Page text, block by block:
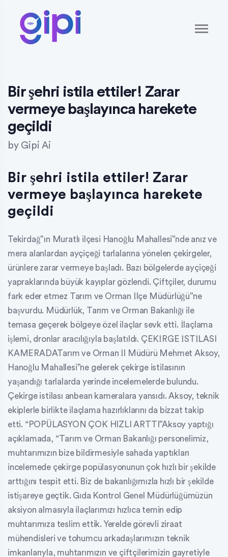
Bir şehri istila ettiler! Zarar
vermeye başlayınca harekete
geçildi
by Gipi Ai
Bir şehri istila ettiler! Zarar
vermeye başlayınca harekete
geçildi
Tekirdağ”ın Muratlı ilçesi Hanoğlu Mahallesi”nde anız ve
mera alanlardan ayçiçeği tarlalarına yönelen çekirgeler,
ürünlere zarar vermeye başladı. Bazı bölgelerde ayçiçeği
yapraklarında büyük kayıplar gözlendi. Çiftçiler, durumu
fark eder etmez Tarım ve Orman İlçe Müdürlüğü”ne
başvurdu. Müdürlük, Tarım ve Orman Bakanlığı ile
temasa geçerek bölgeye özel ilaçlar sevk etti. İlaçlama
işlemi, dronlar aracılığıyla başlatıldı. ÇEKİRGE İSTİLASI
KAMERADATarım ve Orman İl Müdürü Mehmet Aksoy,
Hanoğlu Mahallesi”ne gelerek çekirge istilasının
yaşandığı tarlalarda yerinde incelemelerde bulundu.
Çekirge istilası anbean kameralara yansıdı. Aksoy, teknik
ekiplerle birlikte ilaçlama hazırlıklarını da bizzat takip
etti. “POPÜLASYON ÇOK HIZLI ARTTI”Aksoy yaptığı
açıklamada, “Tarım ve Orman Bakanlığı personelimiz,
muhtarımızın bize bildirmesiyle sahada yaptıkları
incelemede çekirge popülasyonunun çok hızlı bir şekilde
arttığını tespit etti. Biz de bakanlığımızla hızlı bir şekilde
istişareye geçtik. Gıda Kontrol Genel Müdürlüğümüzün
aksiyon almasıyla ilaçlarımızı hızlıca temin edip
muhtarımıza teslim ettik. Yerelde görevli ziraat
mühendisleri ve tohumcu arkadaşlarımızın teknik
imkanlarıyla, muhtarımızın ve çiftçilerimizin gayretiyle